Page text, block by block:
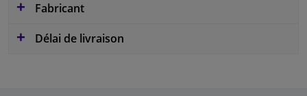
Fabricant
Délai de livraison